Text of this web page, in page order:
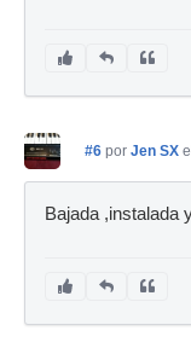
#6 por Jen SX
Bajada ,instalada